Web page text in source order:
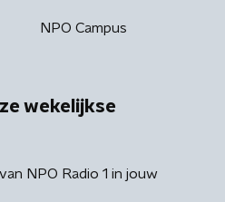
NPO Campus
wekelijkse
NPO Radio 1 in jouw